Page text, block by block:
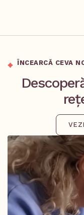
ÎNCEARCĂ CEVA